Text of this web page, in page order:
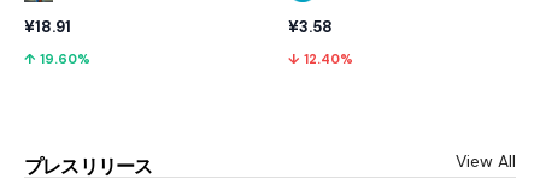
¥18.91
↑ 19.60%
¥3.58
↓ 12.40%
プレスリリース View All